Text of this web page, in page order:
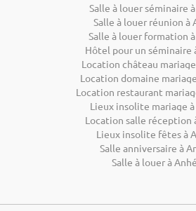
Salle à louer séminaire
Salle à louer réunion à
Salle à louer formation
Hôtel pour un séminaire
Location château
Location domaine
Location restaurant
Lieux insolite mariage
Location salle réception
Lieux insolite fêtes à
Salle anniversaire à
Salle à louer à